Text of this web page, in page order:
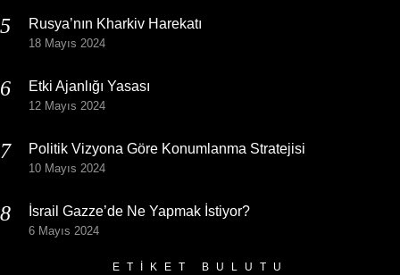
Rusya’nın Kharkiv Harekatı
18 Mayıs 2024
Etki Ajanlığı Yasası
12 Mayıs 2024
Politik Vizyona Göre Konumlanma Stratejisi
10 Mayıs 2024
İsrail Gazze’de Ne Yapmak İstiyor?
6 Mayıs 2024
ETIKET BULUTU